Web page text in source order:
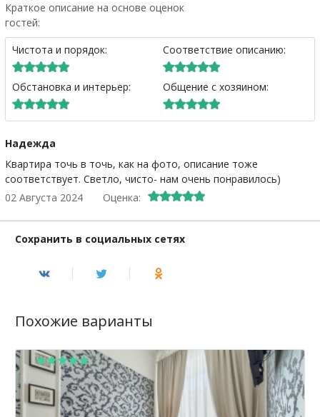
Краткое описание на основе оценок
гостей:
Чистота и порядок:
Обстановка и интерьер:
Соответствие описанию:
Общение с хозяином:
Надежда
Квартира точь в точь, как на фото, описание тоже
соответствует. Светло, чисто- нам очень понравилось)
02 Августа 2024
Оценка:
Сохранить в социальных сетях
Похожие варианты